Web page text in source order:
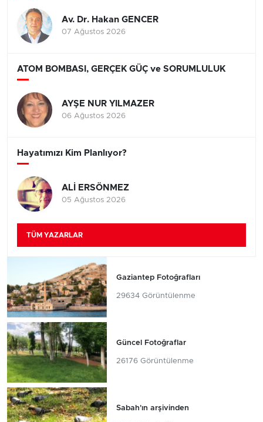
Av. Dr. Hakan GENCER
07 Ağustos 2026
ATOM BOMBASI, GERÇEK GÜÇ ve SORUMLULUK
AYŞE NUR YILMAZER
06 Ağustos 2026
Hayatımızı Kim Planlıyor?
ALİ ERSÖNMEZ
05 Ağustos 2026
TÜM YAZARLAR
Gaziantep Fotoğrafları
29634 Görüntülenme
Güncel Fotoğraflar
26176 Görüntülenme
Sabah'ın arşivinden